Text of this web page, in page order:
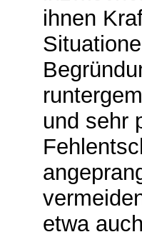
ihnen
und sehr
etwa